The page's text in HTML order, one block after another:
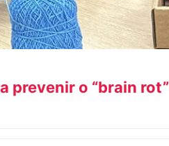
prevenir o “brain rot”